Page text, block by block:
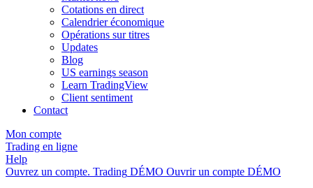
Cotations en direct
Calendrier économique
Opérations sur titres
Updates
Blog
US earnings season
Learn TradingView
Client sentiment
Contact
Mon compte
Trading en ligne
Help
Ouvrez un compte. Trading DÉMO Ouvrir un compte DÉMO